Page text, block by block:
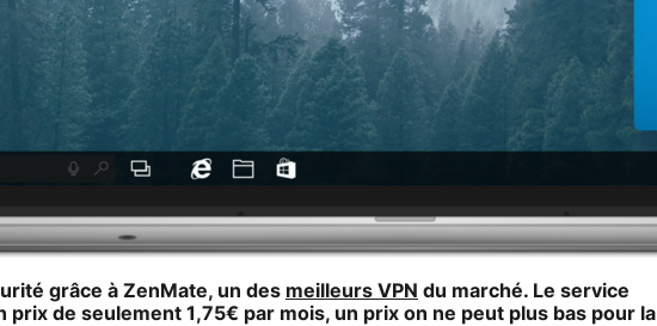
grâce à ZenMate, un des meilleurs VPN du marché. Le service
de seulement 1,75€ par mois, un prix on ne peut plus bas pour la